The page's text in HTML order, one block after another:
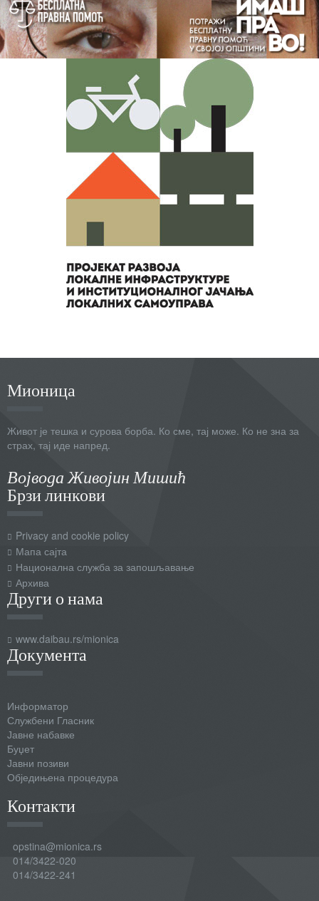
Мионица
Живот је тешка и сурова борба. Ко сме, тај може. Ко не зна за
страх, тај иде напред.
Војвода Живојин Мишић
Брзи линкови
Privacy and cookie policy
Мапа сајта
Национална служба за запошљавање
Архива
Други о нама
www.daibau.rs/mionica
Документа
Информатор
Службени Гласник
Јавне набавке
Буџет
Јавни позиви
Обједињена процедура
Контакти
opstina@mionica.rs
014/3422-020
014/3422-241